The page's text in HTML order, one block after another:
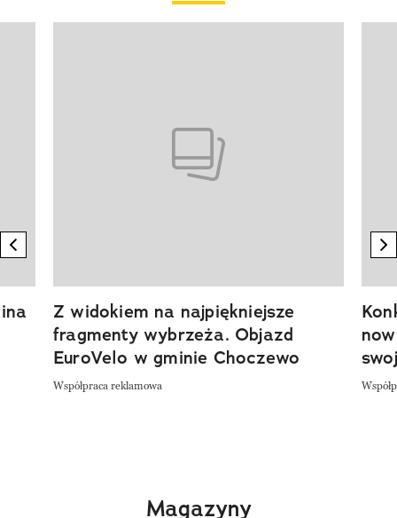
previous element
Z widokiem na najpiękniejsze
fragmenty wybrzeża. Objazd
EuroVelo w gminie Choczewo
Współpraca reklamowa
Magazyny